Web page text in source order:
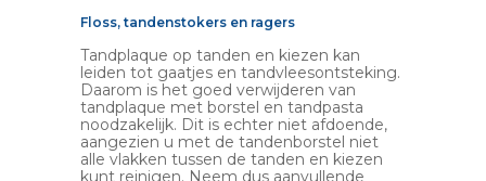
Floss, tandenstokers en ragers
Tandplaque op tanden en kiezen kan
leiden tot gaatjes en tandvleesontsteking.
Daarom is het goed verwijderen van
tandplaque met borstel en tandpasta
noodzakelijk. Dit is echter niet afdoende,
aangezien u met de tandenborstel niet
alle vlakken tussen de tanden en kiezen
kunt reinigen. Neem dus aanvullende